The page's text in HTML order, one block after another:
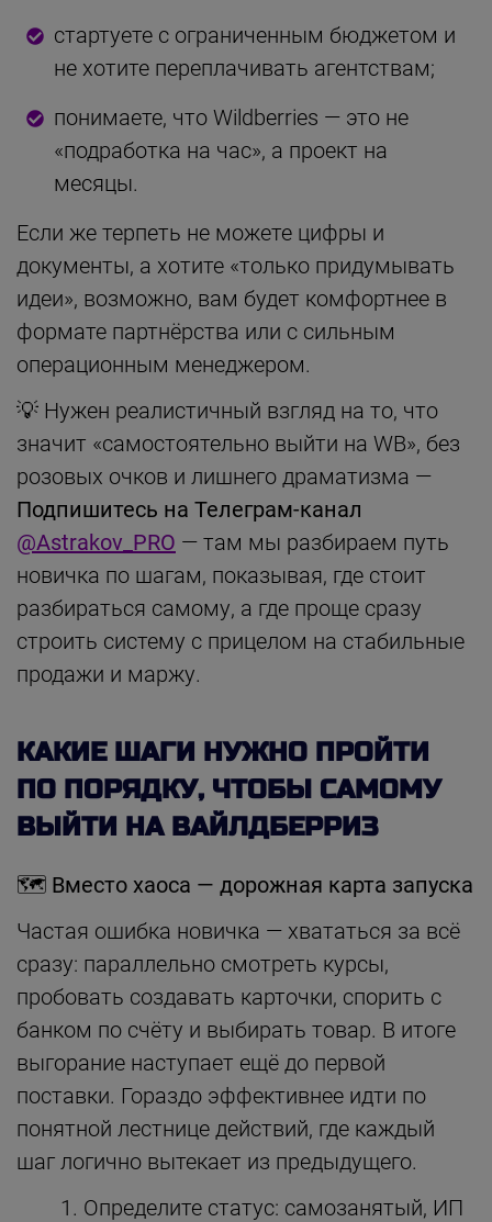
стартуете с ограниченным бюджетом и
не хотите переплачивать агентствам;
понимаете, что Wildberries — это не
«подработка на час», а проект на
месяцы.
Если же терпеть не можете цифры и
документы, а хотите «только придумывать
идеи», возможно, вам будет комфортнее в
формате партнёрства или с сильным
операционным менеджером.
💡 Нужен реалистичный взгляд на то, что
значит «самостоятельно выйти на WB», без
розовых очков и лишнего драматизма —
Подпишитесь на Телеграм-канал
@Astrakov_PRO — там мы разбираем путь
новичка по шагам, показывая, где стоит
разбираться самому, а где проще сразу
строить систему с прицелом на стабильные
продажи и маржу.
КАКИЕ ШАГИ НУЖНО ПРОЙТИ
ПО ПОРЯДКУ, ЧТОБЫ САМОМУ
ВЫЙТИ НА ВАЙЛДБЕРРИЗ
🗺️ Вместо хаоса — дорожная карта запуска
Частая ошибка новичка — хвататься за всё
сразу: параллельно смотреть курсы,
пробовать создавать карточки, спорить с
банком по счёту и выбирать товар. В итоге
выгорание наступает ещё до первой
поставки. Гораздо эффективнее идти по
понятной лестнице действий, где каждый
шаг логично вытекает из предыдущего.
Определите статус: самозанятый, ИП